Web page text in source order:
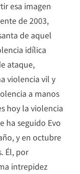
esa imagen
de 2003,
de aquel
idílica
ataque,
violencia vil y
a manos
hoy la violencia
ha seguido Evo
y en octubre
Él, por
intrepidez